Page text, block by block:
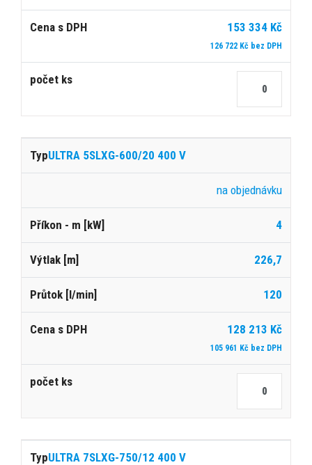
153 334 Kč
126 722 Kč bez DPH
ULTRA 5SLXG-600/20 400 V
na objednávku
4
226,7
120
128 213 Kč
105 961 Kč bez DPH
ULTRA 7SLXG-750/12 400 V